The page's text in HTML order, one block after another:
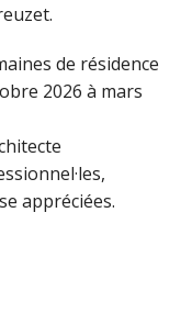
de résidence
2026 à mars
appréciées.